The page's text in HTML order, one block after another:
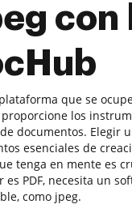
con
que se
los
documentos. Elegir
esenciales de
tenga en mente es
PDF, necesita un
como jpeg.